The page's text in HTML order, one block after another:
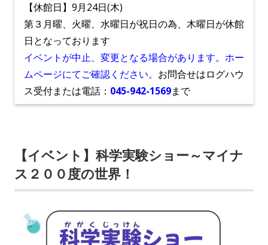
【休館日】9月24日(木)
第３月曜、火曜、水曜日が祝日の為、木曜日が休館
日となっております
イベントが中止、変更となる場合があります。ホー
ムページにてご確認ください。 お問合せはログハウ
ス受付または電話： 045-942-1569まで
【イベント】科学実験ショー～マイナ
ス２００度の世界！